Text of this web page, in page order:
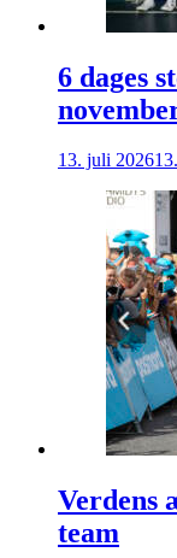
6 dages
13. juli 2026
Verdens
team